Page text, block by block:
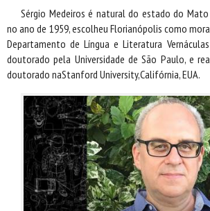
Sérgio Medeiros é natural do estado do Mato
no ano de 1959, escolheu Florianópolis como
Departamento de Língua e Literatura
doutorado pela Universidade de São Paulo, e
doutorado naStanford University,Califórnia, EUA.